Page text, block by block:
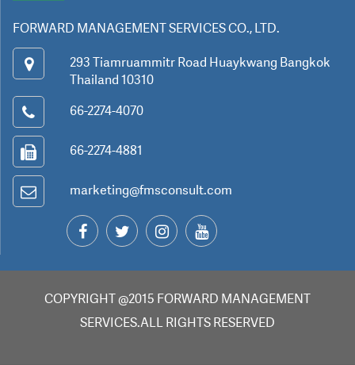
FORWARD MANAGEMENT SERVICES CO., LTD.
293 Tiamruammitr Road Huaykwang Bangkok
Thailand 10310
66-2274-4070
66-2274-4881
marketing@fmsconsult.com
COPYRIGHT @2015 FORWARD MANAGEMENT
SERVICES.ALL RIGHTS RESERVED